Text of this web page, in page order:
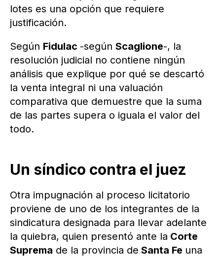
lotes es una opción que requiere
justificación.
Según Fidulac -según Scaglione-, la
resolución judicial no contiene ningún
análisis que explique por qué se descartó
la venta integral ni una valuación
comparativa que demuestre que la suma
de las partes supera o iguala el valor del
todo.
Un síndico contra el juez
Otra impugnación al proceso licitatorio
proviene de uno de los integrantes de la
sindicatura designada para llevar adelante
la quiebra, quien presentó ante la Corte
Suprema de la provincia de Santa Fe una